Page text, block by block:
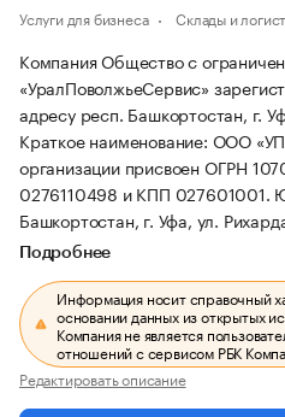
Услуги для бизнеса Склады и
Компания Общество с
«УралПоволжьеСервис»
адресу респ. Башкортостан, г.
Краткое наименование: ООО
организации присвоен ОГРН
0276110498 и КПП 027601001.
Башкортостан, г. Уфа, ул.
Подробнее
Информация носит справочный
основании данных из открытых
Компания не является
отношений с сервисом РБК
Редактировать описание